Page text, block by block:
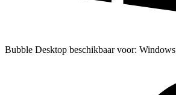
Bubble Desktop beschikbaar voor: Windows